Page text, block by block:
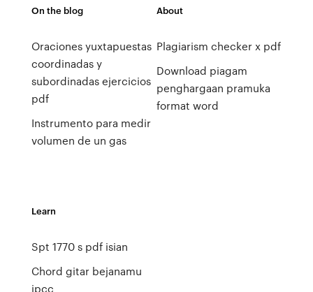
On the blog
Oraciones yuxtapuestas
coordinadas y
subordinadas ejercicios
pdf
Instrumento para medir
volumen de un gas
About
Plagiarism checker x pdf
Download piagam
penghargaan pramuka
format word
Learn
Spt 1770 s pdf isian
Chord gitar bejanamu
jpcc